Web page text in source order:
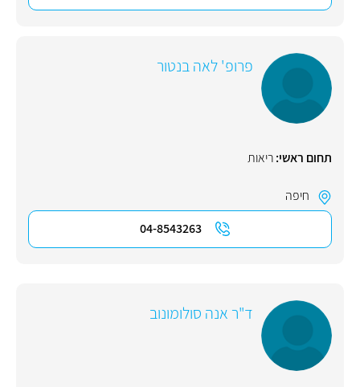
פרופ' לאה בנטור
תחום ראשי:ריאות
חיפה
04-8543263
ד"ר אנה סולומונוב